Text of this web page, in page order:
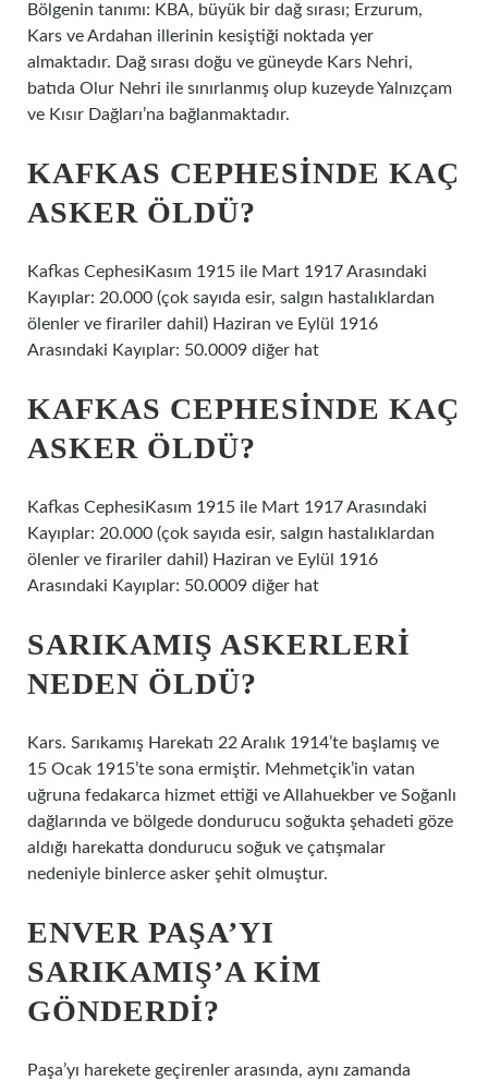
Bölgenin tanımı: KBA, büyük bir dağ sırası; Erzurum,
Kars ve Ardahan illerinin kesiştiği noktada yer
almaktadır. Dağ sırası doğu ve güneyde Kars Nehri,
batıda Olur Nehri ile sınırlanmış olup kuzeyde Yalnızçam
ve Kısır Dağları’na bağlanmaktadır.
KAFKAS CEPHESINDE KAÇ
ASKER ÖLDÜ?
Kafkas CephesiKasım 1915 ile Mart 1917 Arasındaki
Kayıplar: 20.000 (çok sayıda esir, salgın hastalıklardan
ölenler ve firariler dahil) Haziran ve Eylül 1916
Arasındaki Kayıplar: 50.0009 diğer hat
KAFKAS CEPHESINDE KAÇ
ASKER ÖLDÜ?
Kafkas CephesiKasım 1915 ile Mart 1917 Arasındaki
Kayıplar: 20.000 (çok sayıda esir, salgın hastalıklardan
ölenler ve firariler dahil) Haziran ve Eylül 1916
Arasındaki Kayıplar: 50.0009 diğer hat
SARIKAMIŞ ASKERLERI
NEDEN ÖLDÜ?
Kars. Sarıkamış Harekatı 22 Aralık 1914’te başlamış ve
15 Ocak 1915’te sona ermiştir. Mehmetçik’in vatan
uğruna fedakarca hizmet ettiği ve Allahuekber ve Soğanlı
dağlarında ve bölgede dondurucu soğukta şehadeti göze
aldığı harekatta dondurucu soğuk ve çatışmalar
nedeniyle binlerce asker şehit olmuştur.
ENVER PAŞA’YI
SARIKAMIŞ’A KIM
GÖNDERDI?
Paşa’yı harekete geçirenler arasında, aynı zamanda